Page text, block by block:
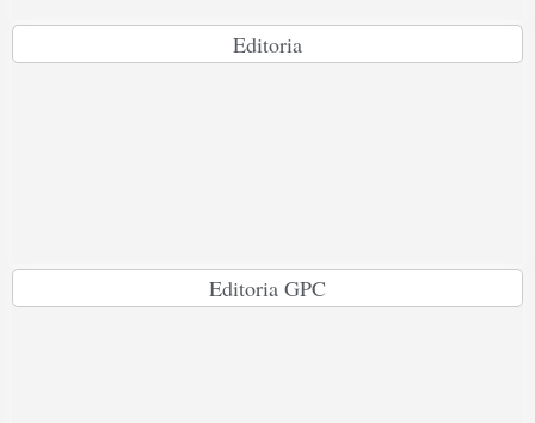
Editoria
Editoria GPC